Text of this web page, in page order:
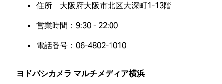
住所：大阪府大阪市北区大深町1-13階
営業時間：9:30 - 22:00
電話番号：06-4802-1010
ヨドバシカメラ マルチメディア横浜